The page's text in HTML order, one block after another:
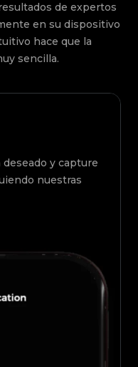
de expertos
en su dispositivo
hace que la
sencilla.
y capture
nuestras